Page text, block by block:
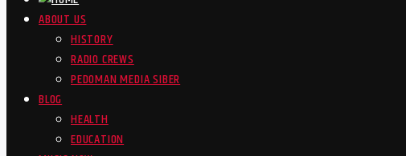
ABOUT US
HISTORY
RADIO CREWS
PEDOMAN MEDIA SIBER
BLOG
HEALTH
EDUCATION